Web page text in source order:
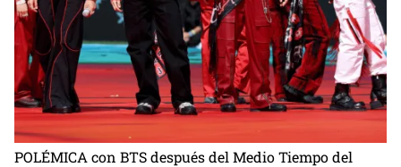
POLÉMICA con BTS después del Medio Tiempo del